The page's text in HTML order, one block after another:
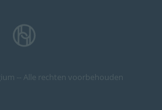
-- Alle rechten voorbehouden